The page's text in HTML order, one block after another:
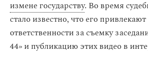
измене государству. Во время
стало известно, что его
ответственности за съемку
44» и публикацию этих видео в